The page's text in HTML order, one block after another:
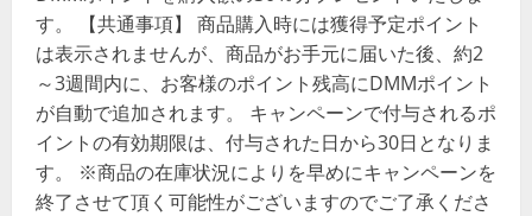
す。 【共通事項】 商品購入時には獲得予定ポイント
は表示されませんが、商品がお手元に届いた後、約2
～3週間内に、お客様のポイント残高にDMMポイント
が自動で追加されます。 キャンペーンで付与されるポ
イントの有効期限は、付与された日から30日となりま
す。 ※商品の在庫状況によりを早めにキャンペーンを
終了させて頂く可能性がございますのでご了承くださ